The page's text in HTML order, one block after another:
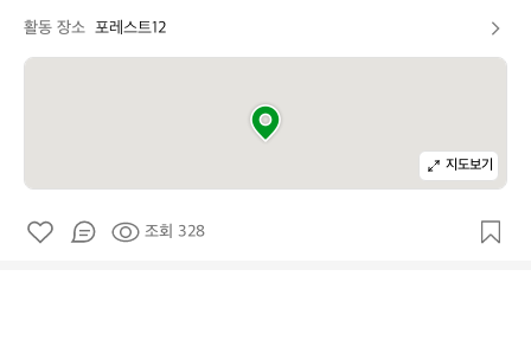
활동 장소 포레스트12
지도보기
조회 328